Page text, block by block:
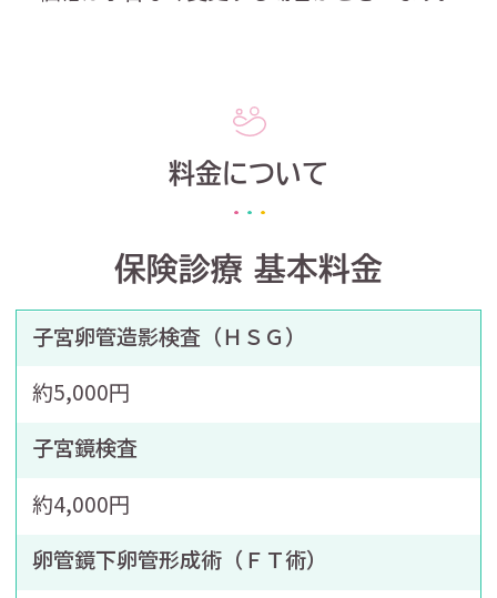
料金について
保険診療 基本料金
子宮卵管造影検査（ＨＳＧ）
約5,000円
子宮鏡検査
約4,000円
卵管鏡下卵管形成術（ＦＴ術）